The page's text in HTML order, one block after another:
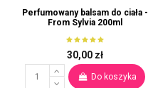
Perfumowany balsam do ciała -
From Sylvia 200ml
30,00 zł
Do koszyka